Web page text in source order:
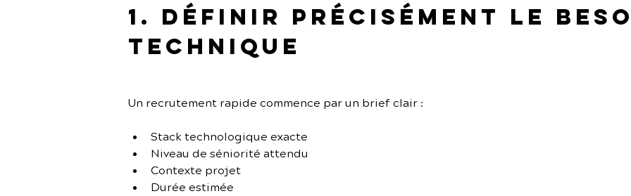
1. Définir précisément le
technique
Un recrutement rapide commence par un brief clair :
Stack technologique exacte
Niveau de séniorité attendu
Contexte projet
Durée estimée